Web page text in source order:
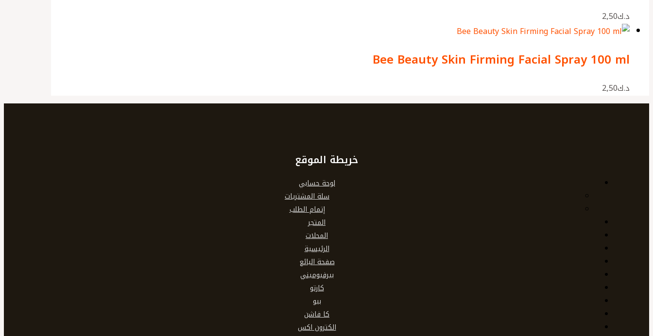
د.ك2٫50
Bee Beauty Skin Firming Facial Spray 100 ml
د.ك2٫50
خريطة الموقع
لوحة حسابي
سلة المشتريات
إتمام الطلب
المتجر
المحلات
الرئيسية
صفحة البائع
بيرفيوميني
كارتو
بيو
كا فاشن
الكترون اكس